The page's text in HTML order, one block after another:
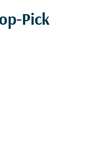
Pick